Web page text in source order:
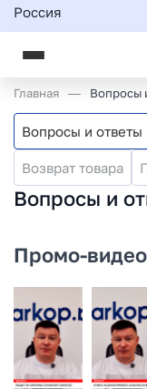
Россия
Главная Вопросы
Вопросы и ответы
Возврат товара
Вопросы и
Промо-видео